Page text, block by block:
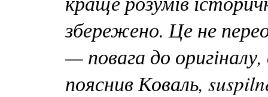
збережено. Це не
— повага до
пояснив Коваль,